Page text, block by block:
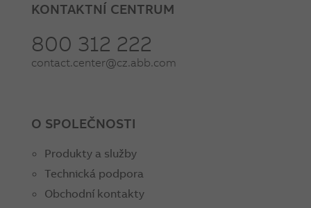
KONTAKTNÍ CENTRUM
800 312 222
contact.center@cz.abb.com
O SPOLEČNOSTI
Produkty a služby
Technická podpora
Obchodní kontakty